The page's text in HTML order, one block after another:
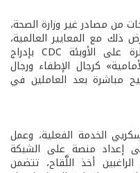
مصادر غير وزارة الصحة،
ذلك مع المعايير العالمية،
فقد أوصى المركز الأميركي للسيطرة على الأوبئة CDC بإدراج
كرجال الإطفاء ورجال
مباشرة بعد العاملين في
الخدمة الفعلية، وعمل
إعداد منصة على الشبكة
أخذ اللَّقاح، تتضمن